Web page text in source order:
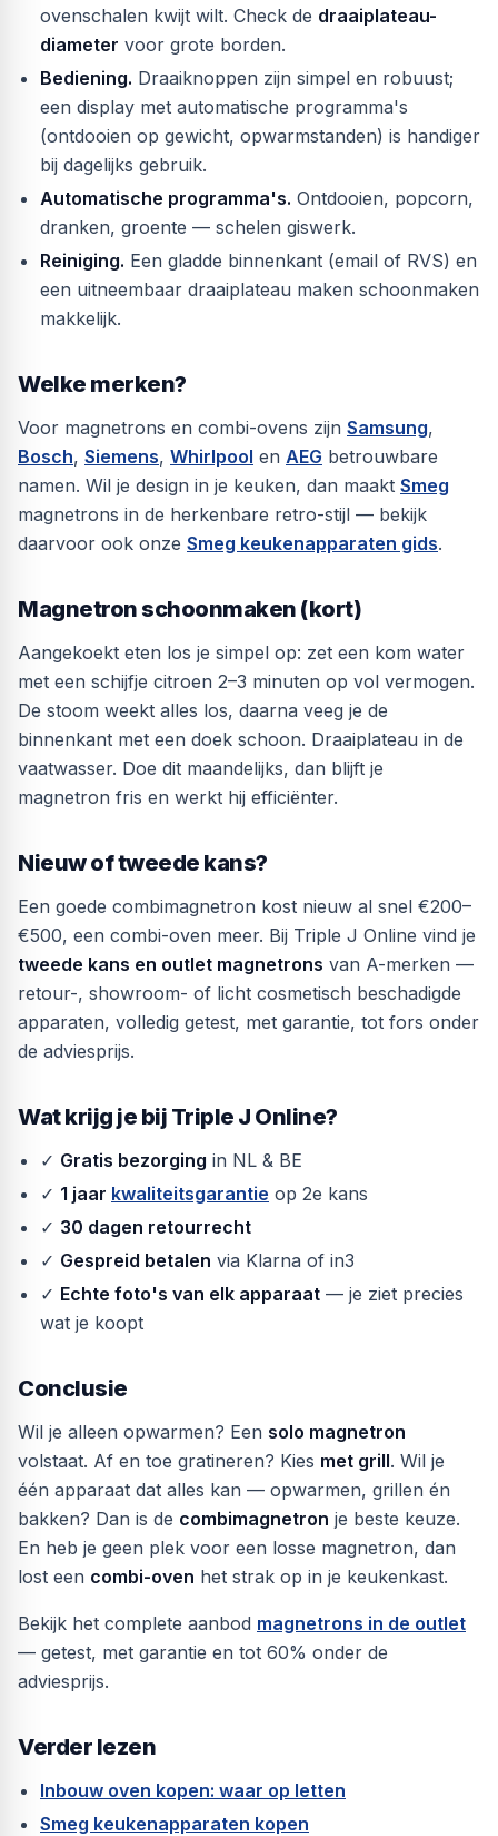
ovenschalen kwijt wilt. Check de draaiplateau-
diameter voor grote borden.
Bediening. Draaiknoppen zijn simpel en robuust;
een display met automatische programma's
(ontdooien op gewicht, opwarmstanden) is handiger
bij dagelijks gebruik.
Automatische programma's. Ontdooien, popcorn,
dranken, groente — schelen giswerk.
Reiniging. Een gladde binnenkant (email of RVS) en
een uitneembaar draaiplateau maken schoonmaken
makkelijk.
Welke merken?
Voor magnetrons en combi-ovens zijn Samsung,
Bosch, Siemens, Whirlpool en AEG betrouwbare
namen. Wil je design in je keuken, dan maakt Smeg
magnetrons in de herkenbare retro-stijl — bekijk
daarvoor ook onze Smeg keukenapparaten gids.
Magnetron schoonmaken (kort)
Aangekoekt eten los je simpel op: zet een kom water
met een schijfje citroen 2–3 minuten op vol vermogen.
De stoom weekt alles los, daarna veeg je de
binnenkant met een doek schoon. Draaiplateau in de
vaatwasser. Doe dit maandelijks, dan blijft je
magnetron fris en werkt hij efficiënter.
Nieuw of tweede kans?
Een goede combimagnetron kost nieuw al snel €200–
€500, een combi-oven meer. Bij Triple J Online vind je
tweede kans en outlet magnetrons van A-merken —
retour-, showroom- of licht cosmetisch beschadigde
apparaten, volledig getest, met garantie, tot fors onder
de adviesprijs.
Wat krijg je bij Triple J Online?
✓ Gratis bezorging in NL & BE
✓ 1 jaar kwaliteitsgarantie op 2e kans
✓ 30 dagen retourrecht
✓ Gespreid betalen via Klarna of in3
✓ Echte foto's van elk apparaat — je ziet precies
wat je koopt
Conclusie
Wil je alleen opwarmen? Een solo magnetron
volstaat. Af en toe gratineren? Kies met grill. Wil je
één apparaat dat alles kan — opwarmen, grillen én
bakken? Dan is de combimagnetron je beste keuze.
En heb je geen plek voor een losse magnetron, dan
lost een combi-oven het strak op in je keukenkast.
Bekijk het complete aanbod magnetrons in de outlet
— getest, met garantie en tot 60% onder de
adviesprijs.
Verder lezen
Inbouw oven kopen: waar op letten
Smeg keukenapparaten kopen